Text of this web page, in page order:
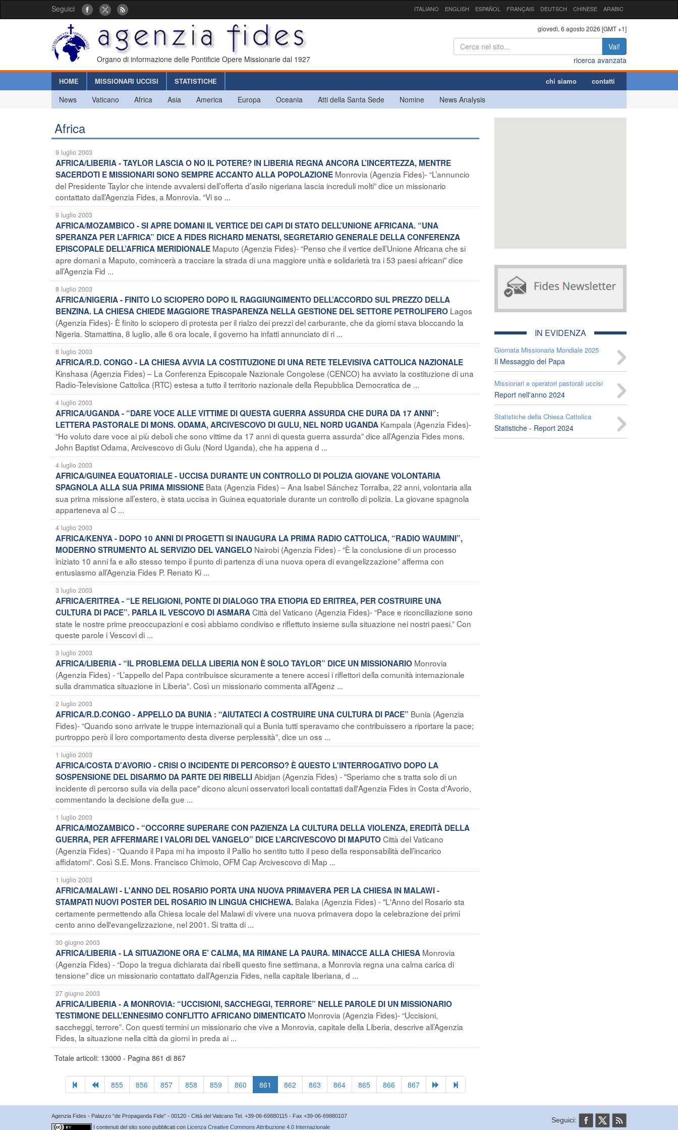
Seguici ITALIANO ENGLISH ESPAÑOL FRANÇAIS DEUTSCH CHINESE ARABIC
Organo di informazione delle Pontificie Opere Missionarie dal 1927
giovedì, 6 agosto 2026 [GMT +1]
Vai!
ricerca avanzata
HOME MISSIONARI UCCISI STATISTICHE chi siamo contatti
News Vaticano Africa Asia America Europa Oceania Atti della Santa Sede Nomine News Analysis
Africa
9 luglio 2003
AFRICA/LIBERIA - TAYLOR LASCIA O NO IL POTERE? IN LIBERIA REGNA ANCORA L’INCERTEZZA, MENTRE
SACERDOTI E MISSIONARI SONO SEMPRE ACCANTO ALLA POPOLAZIONE Monrovia (Agenzia Fides)- “L’annuncio
del Presidente Taylor che intende avvalersi dell’offerta d’asilo nigeriana lascia increduli molti” dice un missionario
contattato dall’Agenzia Fides, a Monrovia. “Vi so ...
9 luglio 2003
AFRICA/MOZAMBICO - SI APRE DOMANI IL VERTICE DEI CAPI DI STATO DELL’UNIONE AFRICANA. “UNA
SPERANZA PER L’AFRICA” DICE A FIDES RICHARD MENATSI, SEGRETARIO GENERALE DELLA CONFERENZA
EPISCOPALE DELL’AFRICA MERIDIONALE Maputo (Agenzia Fides)- “Penso che il vertice dell’Unione Africana che si
apre domani a Maputo, comincerà a tracciare la strada di una maggiore unità e solidarietà tra i 53 paesi africani” dice
all’Agenzia Fid ...
8 luglio 2003
AFRICA/NIGERIA - FINITO LO SCIOPERO DOPO IL RAGGIUNGIMENTO DELL’ACCORDO SUL PREZZO DELLA
BENZINA. LA CHIESA CHIEDE MAGGIORE TRASPARENZA NELLA GESTIONE DEL SETTORE PETROLIFERO Lagos
(Agenzia Fides)- È finito lo sciopero di protesta per il rialzo dei prezzi del carburante, che da giorni stava bloccando la
Nigeria. Stamattina, 8 luglio, alle 6 ora locale, il governo ha infatti annunciato di ri ...
8 luglio 2003
AFRICA/R.D. CONGO - LA CHIESA AVVIA LA COSTITUZIONE DI UNA RETE TELEVISIVA CATTOLICA NAZIONALE
Kinshasa (Agenzia Fides) – La Conferenza Episcopale Nazionale Congolese (CENCO) ha avviato la costituzione di una
Radio-Televisione Cattolica (RTC) estesa a tutto il territorio nazionale della Repubblica Democratica de ...
4 luglio 2003
AFRICA/UGANDA - “DARE VOCE ALLE VITTIME DI QUESTA GUERRA ASSURDA CHE DURA DA 17 ANNI”:
LETTERA PASTORALE DI MONS. ODAMA, ARCIVESCOVO DI GULU, NEL NORD UGANDA Kampala (Agenzia Fides)-
“Ho voluto dare voce ai più deboli che sono vittime da 17 anni di questa guerra assurda” dice all’Agenzia Fides mons.
John Baptist Odama, Arcivescovo di Gulu (Nord Uganda), che ha appena d ...
4 luglio 2003
AFRICA/GUINEA EQUATORIALE - UCCISA DURANTE UN CONTROLLO DI POLIZIA GIOVANE VOLONTARIA
SPAGNOLA ALLA SUA PRIMA MISSIONE Bata (Agenzia Fides) – Ana Isabel Sánchez Torralba, 22 anni, volontaria alla
sua prima missione all’estero, è stata uccisa in Guinea equatoriale durante un controllo di polizia. La giovane spagnola
apparteneva al C ...
4 luglio 2003
AFRICA/KENYA - DOPO 10 ANNI DI PROGETTI SI INAUGURA LA PRIMA RADIO CATTOLICA, “RADIO WAUMINI”,
MODERNO STRUMENTO AL SERVIZIO DEL VANGELO Nairobi (Agenzia Fides) - “È la conclusione di un processo
iniziato 10 anni fa e allo stesso tempo il punto di partenza di una nuova opera di evangelizzazione” afferma con
entusiasmo all’Agenzia Fides P. Renato Ki ...
3 luglio 2003
AFRICA/ERITREA - “LE RELIGIONI, PONTE DI DIALOGO TRA ETIOPIA ED ERITREA, PER COSTRUIRE UNA
CULTURA DI PACE”. PARLA IL VESCOVO DI ASMARACittà del Vaticano (Agenzia Fides)- “Pace e riconciliazione sono
state le nostre prime preoccupazioni e così abbiamo condiviso e riflettuto insieme sulla situazione nei nostri paesi.” Con
queste parole i Vescovi di ...
3 luglio 2003
AFRICA/LIBERIA - “IL PROBLEMA DELLA LIBERIA NON È SOLO TAYLOR” DICE UN MISSIONARIO Monrovia
(Agenzia Fides) - “L’appello del Papa contribuisce sicuramente a tenere accesi i riflettori della comunità internazionale
sulla drammatica situazione in Liberia”. Così un missionario commenta all’Agenz ...
2 luglio 2003
AFRICA/R.D.CONGO - APPELLO DA BUNIA : “AIUTATECI A COSTRUIRE UNA CULTURA DI PACE” Bunia (Agenzia
Fides)- “Quando sono arrivate le truppe internazionali qui a Bunia tutti speravamo che contribuissero a riportare la pace;
purtroppo però il loro comportamento desta diverse perplessità”, dice un oss ...
1 luglio 2003
AFRICA/COSTA D'AVORIO - CRISI O INCIDENTE DI PERCORSO? È QUESTO L'INTERROGATIVO DOPO LA
SOSPENSIONE DEL DISARMO DA PARTE DEI RIBELLIAbidjan (Agenzia Fides) - "Speriamo che s tratta solo di un
incidente di percorso sulla via della pace" dicono alcuni osservatori locali contattati dall'Agenzia Fides in Costa d'Avorio,
commentando la decisione della gue ...
1 luglio 2003
AFRICA/MOZAMBICO - “OCCORRE SUPERARE CON PAZIENZA LA CULTURA DELLA VIOLENZA, EREDITÀ DELLA
GUERRA, PER AFFERMARE I VALORI DEL VANGELO” DICE L’ARCIVESCOVO DI MAPUTOCittà del Vaticano
(Agenzia Fides) - “Quando il Papa mi ha imposto il Pallio ho sentito tutto il peso della responsabilità dell’incarico
affidatomi”. Così S.E. Mons. Francisco Chimoio, OFM Cap Arcivescovo di Map ...
1 luglio 2003
AFRICA/MALAWI - L'ANNO DEL ROSARIO PORTA UNA NUOVA PRIMAVERA PER LA CHIESA IN MALAWI -
STAMPATI NUOVI POSTER DEL ROSARIO IN LINGUA CHICHEWA. Balaka (Agenzia Fides) - "L'Anno del Rosario sta
certamente permettendo alla Chiesa locale del Malawi di vivere una nuova primavera dopo la celebrazione dei primi
cento anno dell'evangelizzazione, nel 2001. Si tratta di ...
30 giugno 2003
AFRICA/LIBERIA - LA SITUAZIONE ORA E’ CALMA, MA RIMANE LA PAURA. MINACCE ALLA CHIESA Monrovia
(Agenzia Fides) - “Dopo la tregua dichiarata dai ribelli questo fine settimana, a Monrovia regna una calma carica di
tensione” dice un missionario contattato dall’Agenzia Fides, nella capitale liberiana, d ...
27 giugno 2003
AFRICA/LIBERIA - A MONROVIA: “UCCISIONI, SACCHEGGI, TERRORE” NELLE PAROLE DI UN MISSIONARIO
TESTIMONE DELL’ENNESIMO CONFLITTO AFRICANO DIMENTICATO Monrovia (Agenzia Fides)- “Uccisioni,
saccheggi, terrore”. Con questi termini un missionario che vive a Monrovia, capitale della Liberia, descrive all’Agenzia
Fides, la situazione nella città da giorni in preda ai ...
Totale articoli: 13000 - Pagina 861 di 867
855 856 857 858 859 860 861 862 863 864 865 866 867
IN EVIDENZA
Giornata Missionaria Mondiale 2025
Il Messaggio del Papa
Missionari e operatori pastorali uccisi
Report nell'anno 2024
Statistiche della Chiesa Cattolica
Statistiche - Report 2024
Agenzia Fides - Palazzo “de Propaganda Fide” - 00120 - Città del Vaticano Tel. +39-06-69880115 - Fax +39-06-69880107
I contenuti del sito sono pubblicati con Licenza Creative Commons Attribuzione 4.0 Internazionale
Seguici: